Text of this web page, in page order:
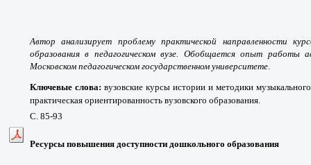
Автор анализирует проблему практической направленности
образования в педагогическом вузе. Обобщается опыт работы
Московском педагогическом государственном университете
Ключевые слова: вузовские курсы истории и методики
практическая ориентированность вузовского образования.
С. 85-93
Ресурсы повышения доступности дошкольного образования